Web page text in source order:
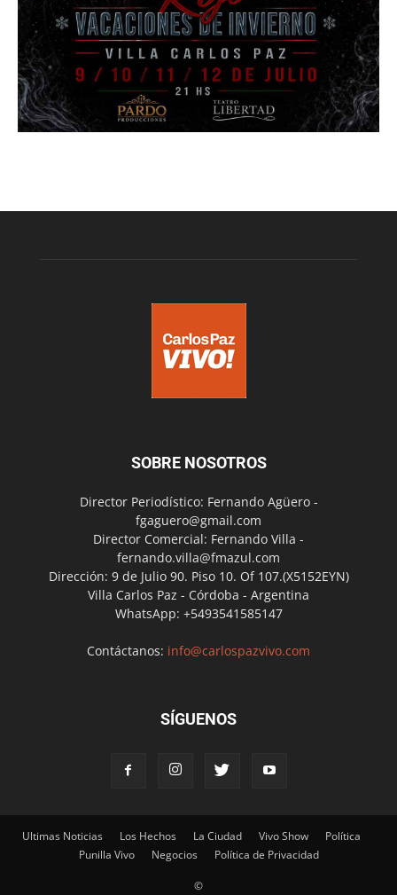
SOBRE NOSOTROS
Director Periodístico: Fernando Agüero -
fgaguero@gmail.com
Director Comercial: Fernando Villa -
fernando.villa@fmazul.com
Dirección: 9 de Julio 90. Piso 10. Of 107.(X5152EYN)
Villa Carlos Paz - Córdoba - Argentina
WhatsApp: +5493541585147
Contáctanos: info@carlospazvivo.com
SÍGUENOS
Ultimas Noticias Los Hechos La Ciudad Vivo Show
Política
Punilla Vivo
Negocios Política de Privacidad
©